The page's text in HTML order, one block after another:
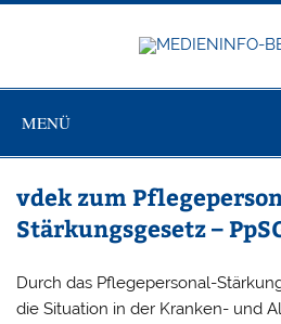
Zum
MENÜ
vdek zum
Stärkungsgesetz –
Durch das Pflegepersonal-
die Situation in der Kranken- und